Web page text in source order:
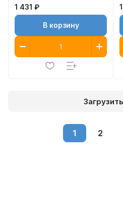
1 431 ₽
В корзину
1 2